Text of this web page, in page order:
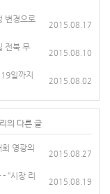
변경으로
2015.08.17
전북 무
2015.08.10
일까지
2015.08.02
의 다른 글
회 영광의
2015.08.27
“시장 리
2015.08.19